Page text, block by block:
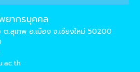
ยากรบุคคล
.สุเทพ อ.เมือง จ.เชียงใหม่ 50200